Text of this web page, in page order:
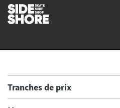
Tranches de prix